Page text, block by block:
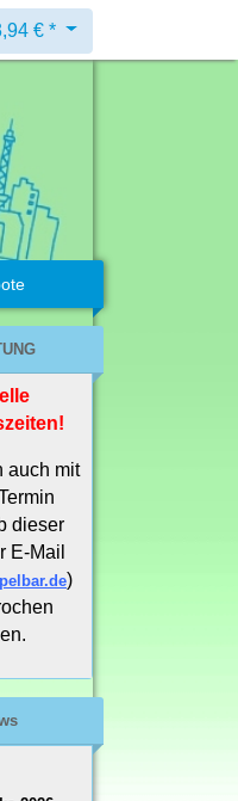
€ *
auch mit
dieser
E-Mail
)